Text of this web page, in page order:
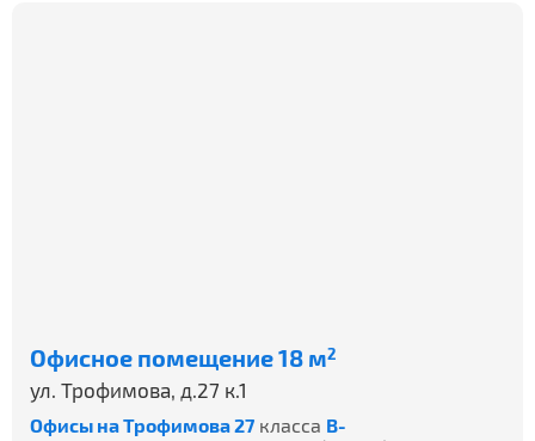
Офисное помещение 18 м2
ул. Трофимова, д.27 к.1
Офисы на Трофимова 27 класса B-